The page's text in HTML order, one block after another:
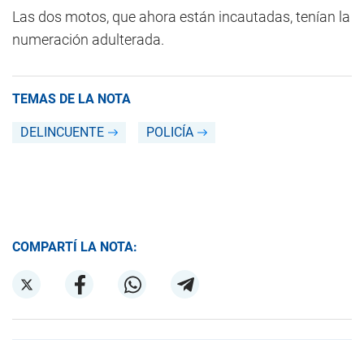
Las dos motos, que ahora están incautadas, tenían la
numeración adulterada.
TEMAS DE LA NOTA
DELINCUENTE POLICÍA
COMPARTÍ LA NOTA: